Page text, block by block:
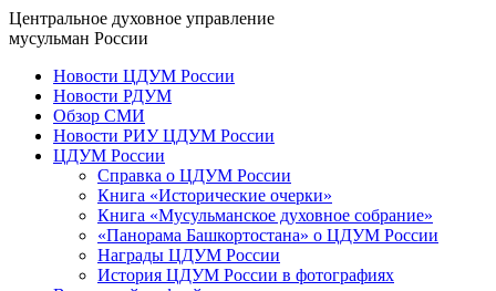
Центральное духовное управление
мусульман России
Новости ЦДУМ России
Новости РДУМ
Обзор СМИ
Новости РИУ ЦДУМ России
ЦДУМ России
Справка о ЦДУМ России
Книга «Исторические очерки»
Книга «Мусульманское духовное собрание»
«Панорама Башкортостана» о ЦДУМ России
Награды ЦДУМ России
История ЦДУМ России в фотографиях